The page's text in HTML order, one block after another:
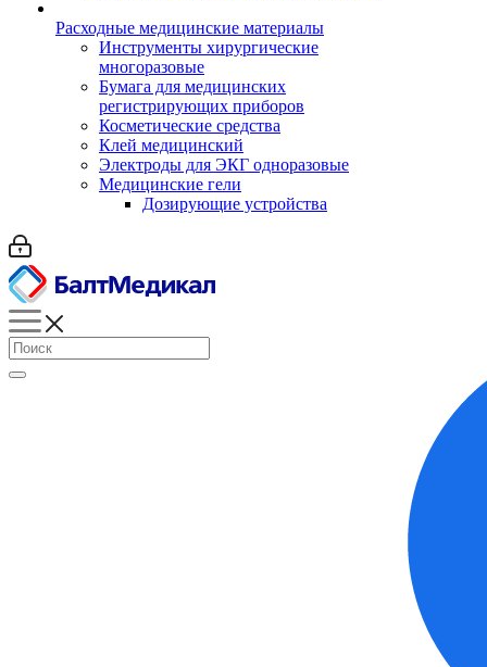
Расходные медицинские материалы
Инструменты хирургические
многоразовые
Бумага для медицинских
регистрирующих приборов
Косметические средства
Клей медицинский
Электроды для ЭКГ одноразовые
Медицинские гели
Дозирующие устройства